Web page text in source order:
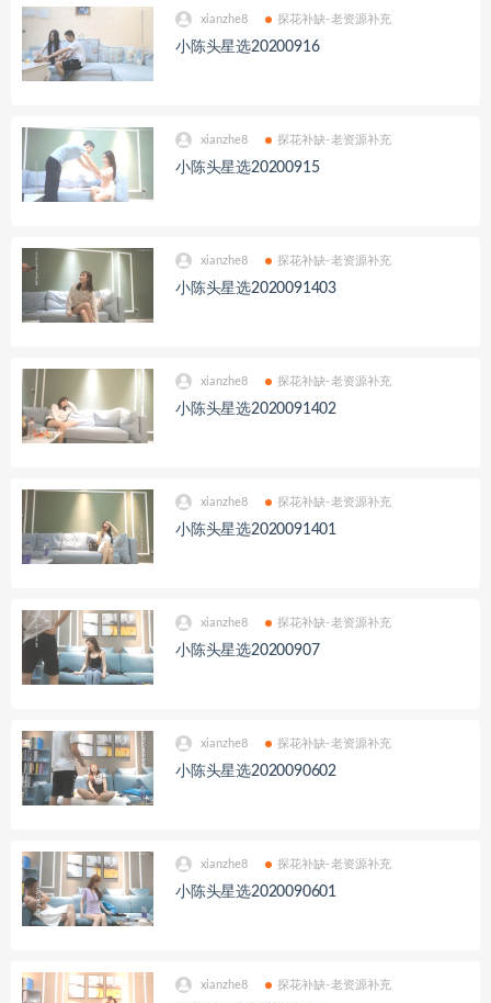
xianzhe8 探花补缺-老资源补充
小陈头星选20200916
xianzhe8 探花补缺-老资源补充
小陈头星选20200915
xianzhe8 探花补缺-老资源补充
小陈头星选2020091403
xianzhe8 探花补缺-老资源补充
小陈头星选2020091402
xianzhe8 探花补缺-老资源补充
小陈头星选2020091401
xianzhe8 探花补缺-老资源补充
小陈头星选20200907
xianzhe8 探花补缺-老资源补充
小陈头星选2020090602
xianzhe8 探花补缺-老资源补充
小陈头星选2020090601
xianzhe8 探花补缺-老资源补充